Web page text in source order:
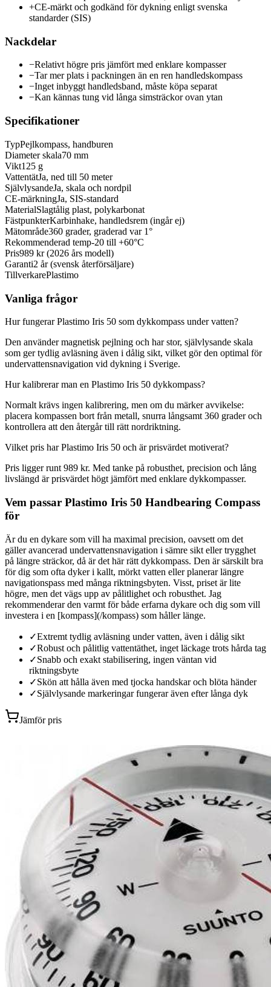
+CE-märkt och godkänd för dykning enligt svenska
standarder (SIS)
Nackdelar
−Relativt högre pris jämfört med enklare kompasser
−Tar mer plats i packningen än en ren handledskompass
−Inget inbyggt handledsband, måste köpa separat
−Kan kännas tung vid långa simsträckor ovan ytan
Specifikationer
TypPejlkompass, handburen
Diameter skala70 mm
Vikt125 g
VattentätJa, ned till 50 meter
SjälvlysandeJa, skala och nordpil
CE-märkningJa, SIS-standard
MaterialSlagtålig plast, polykarbonat
FästpunkterKarbinhake, handledsrem (ingår ej)
Mätområde360 grader, graderad var 1°
Rekommenderad temp-20 till +60°C
Pris989 kr (2026 års modell)
Garanti2 år (svensk återförsäljare)
TillverkarePlastimo
Vanliga frågor
Hur fungerar Plastimo Iris 50 som dykkompass under vatten?
Den använder magnetisk pejlning och har stor, självlysande skala
som ger tydlig avläsning även i dålig sikt, vilket gör den optimal för
undervattensnavigation vid dykning i Sverige.
Hur kalibrerar man en Plastimo Iris 50 dykkompass?
Normalt krävs ingen kalibrering, men om du märker avvikelse:
placera kompassen bort från metall, snurra långsamt 360 grader och
kontrollera att den återgår till rätt nordriktning.
Vilket pris har Plastimo Iris 50 och är prisvärdet motiverat?
Pris ligger runt 989 kr. Med tanke på robusthet, precision och lång
livslängd är prisvärdet högt jämfört med enklare dykkompasser.
Vem passar Plastimo Iris 50 Handbearing Compass
för
Är du en dykare som vill ha maximal precision, oavsett om det
gäller avancerad undervattensnavigation i sämre sikt eller trygghet
på längre sträckor, då är det här rätt dykkompass. Den är särskilt bra
för dig som ofta dyker i kallt, mörkt vatten eller planerar längre
navigationspass med många riktningsbyten. Visst, priset är lite
högre, men det vägs upp av pålitlighet och robusthet. Jag
rekommenderar den varmt för både erfarna dykare och dig som vill
investera i en [kompass](/kompass) som håller länge.
✓Extremt tydlig avläsning under vatten, även i dålig sikt
✓Robust och pålitlig vattentäthet, inget läckage trots hårda tag
✓Snabb och exakt stabilisering, ingen väntan vid
riktningsbyte
✓Skön att hålla även med tjocka handskar och blöta händer
✓Självlysande markeringar fungerar även efter långa dyk
Jämför pris